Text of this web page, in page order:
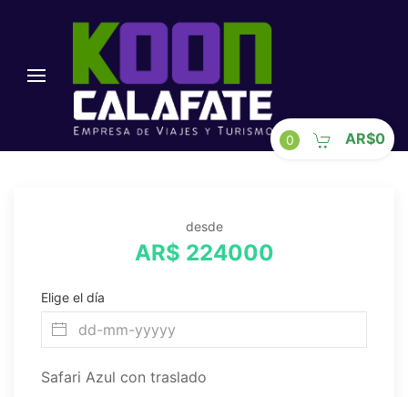
0 AR$0
desde
AR$ 224000
Elige el día
Safari Azul con traslado